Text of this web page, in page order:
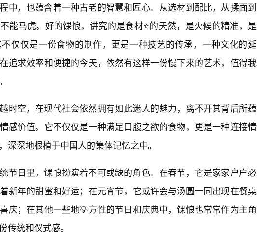
中，也蕴含着一种古老的智慧和匠心。从选材到配比，从揉面到
能马虎。好的馃悢，讲究的是食材⭐的天然，是火候的精准，是
仅仅是一份食物的制作，更是一种技艺的传承，一种文化的延
追求效率和便捷的今天，依然有这样一份慢下来的艺术，值得我
时空，在现代社会依然拥有如此迷人的魅力，离不开其背后所蕴
感价值。它不仅仅是一种满足口腹之欲的食物，更是一种连接情
深深地根植于中国人的集体记忆之中。
节日里，馃悢扮演着不可或缺的角色。在春节，它是家家户户必
新年的甜蜜和好运；在元宵节，它或许会与汤圆一同出现在餐桌
庆；在其他一些地💡方性的节日和庆典中，馃悢也常常作为主角
传统和仪式感。